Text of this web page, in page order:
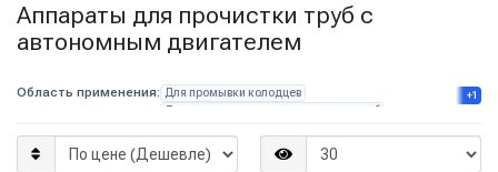
Аппараты для прочистки труб с
автономным двигателем
Область применения: Для промывки колодцев
Для прочистки канализационных труб
+1